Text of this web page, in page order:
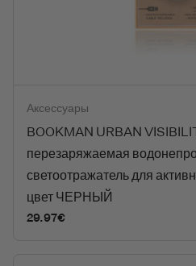
Аксессуары
BOOKMAN URBAN
перезаряжаемая
светоотражатель для
цвет ЧЕРНЫЙ
29.97€